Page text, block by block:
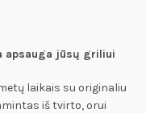
apsauga jūsų griliui
laikais su originaliu
iš tvirto, orui